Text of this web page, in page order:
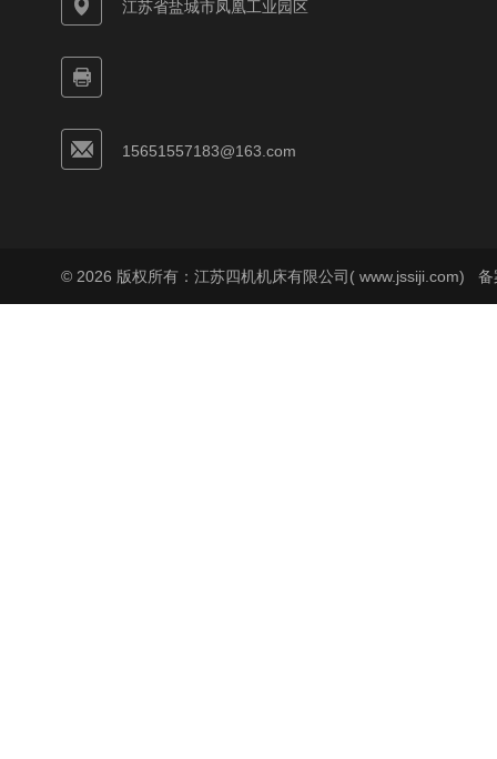
江苏省盐城市凤凰工业园区
15651557183@163.com
© 2026 版权所有：江苏四机机床有限公司( www.jssiji.com) 备